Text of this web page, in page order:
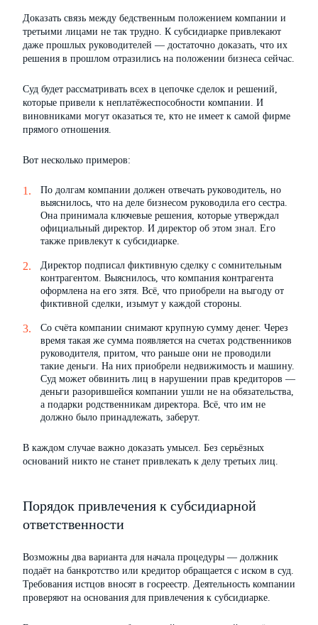
Доказать связь между бедственным положением компании и
третьими лицами не так трудно. К субсидиарке привлекают
даже прошлых руководителей — достаточно доказать, что их
решения в прошлом отразились на положении бизнеса сейчас.
Суд будет рассматривать всех в цепочке сделок и решений,
которые привели к неплатёжеспособности компании. И
виновниками могут оказаться те, кто не имеет к самой фирме
прямого отношения.
Вот несколько примеров:
По долгам компании должен отвечать руководитель, но
выяснилось, что на деле бизнесом руководила его сестра.
Она принимала ключевые решения, которые утверждал
официальный директор. И директор об этом знал. Его
также привлекут к субсидиарке.
Директор подписал фиктивную сделку с сомнительным
контрагентом. Выяснилось, что компания контрагента
оформлена на его зятя. Всё, что приобрели на выгоду от
фиктивной сделки, изымут у каждой стороны.
Со счёта компании снимают крупную сумму денег. Через
время такая же сумма появляется на счетах родственников
руководителя, притом, что раньше они не проводили
такие деньги. На них приобрели недвижимость и машину.
Суд может обвинить лиц в нарушении прав кредиторов —
деньги разорившейся компании ушли не на обязательства,
а подарки родственникам директора. Всё, что им не
должно было принадлежать, заберут.
В каждом случае важно доказать умысел. Без серьёзных
оснований никто не станет привлекать к делу третьих лиц.
Порядок привлечения к субсидиарной
ответственности
Возможны два варианта для начала процедуры — должник
подаёт на банкротство или кредитор обращается с иском в суд.
Требования истцов вносят в госреестр. Деятельность компании
проверяют на основания для привлечения к субсидиарке.